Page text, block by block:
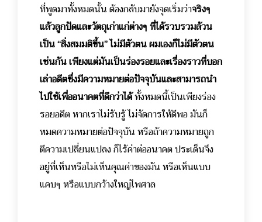
ที่พูดมาทั้งหมดนั้น ต้องกลับมายังจุดเริ่มว่าจริงๆ
แล้วลูกปัดและวัตถุเก่าแก่ต่างๆ ที่ได้รวบรวมล้วน
เป็น “สิ่งสมมติขึ้น” ไม่มีตัวตน ผมเองก็ไม่มีตัวตน
เช่นกัน เพียงแต่มันเป็นร่องรอยและเรื่องราวที่บอก
เล่าอดีตซึ่งมีความหมายต่อปัจจุบันและสามารถนำ
ไปใช้เพื่ออนาคตที่ดีกว่าได้ทั้งหมดนี้เป็นเพียงร่อง
รอยอดีต หากเราไม่รับรู้ ไม่จัดการให้ดีพอ มันก็
หมดความหมายต่อปัจจุบัน หรือถ้าความหมายถูก
ตีความเปลี่ยนแปลง ก็ไร้ค่าต่ออนาคต ประเด็นจึง
อยู่ที่เห็นหรือไม่เห็นคุณค่าของมัน หรือเห็นแบบ
แคบๆ หรือแบบกว้างใหญ่ไพศาล